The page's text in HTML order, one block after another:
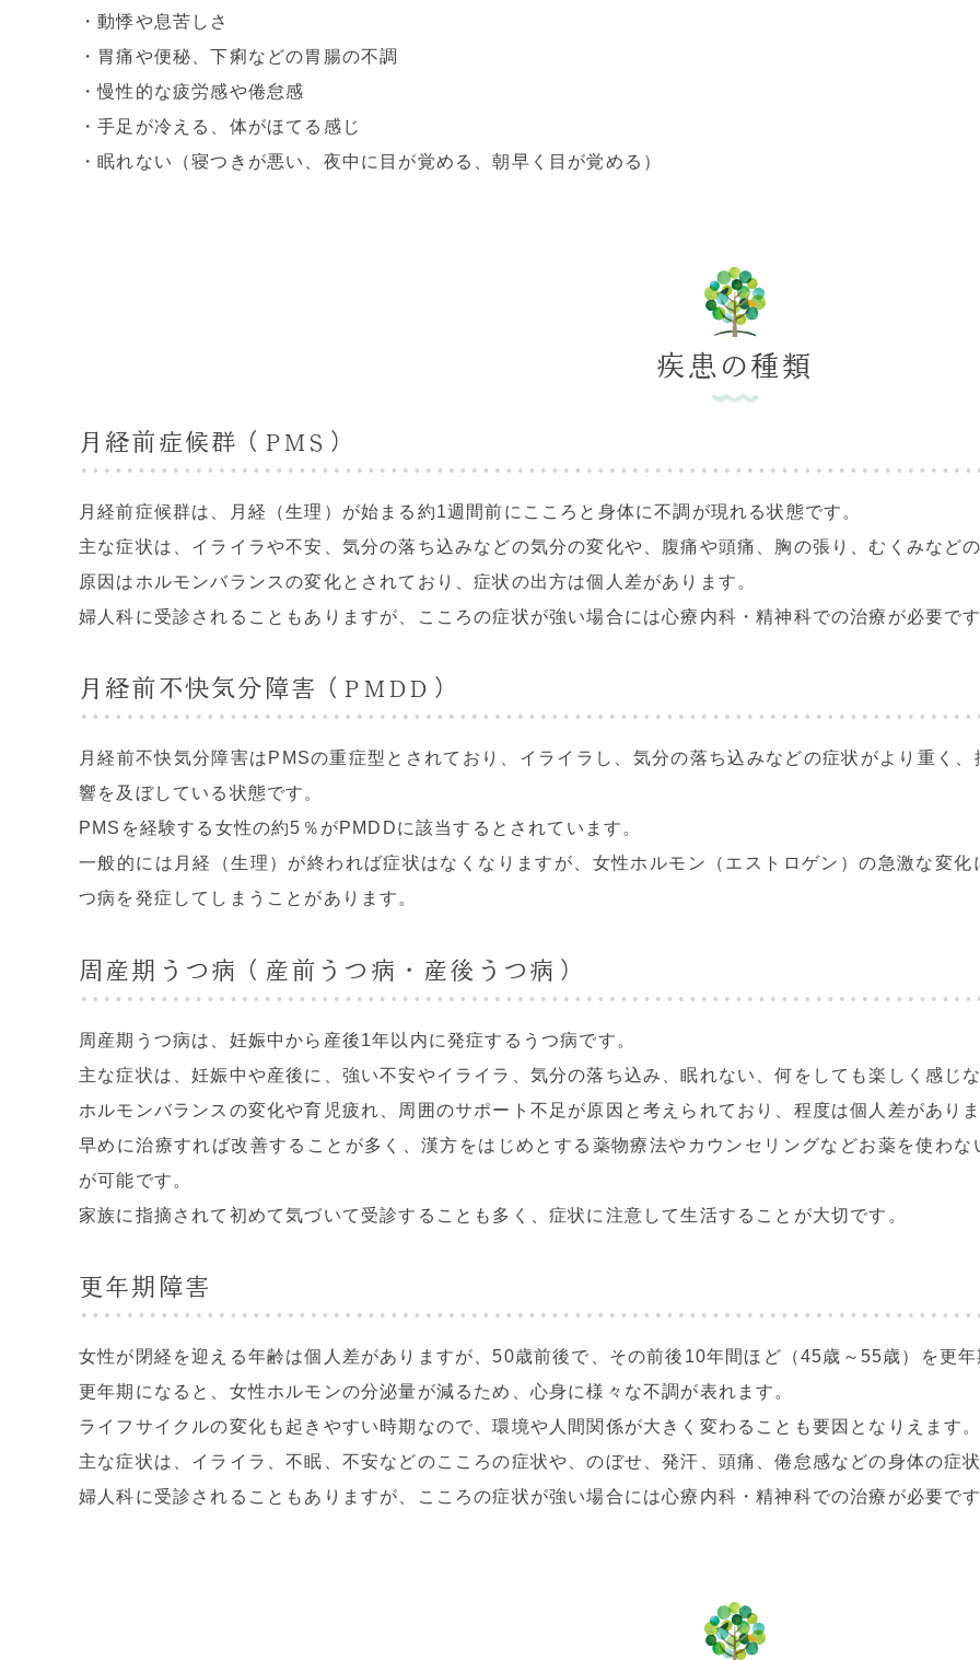
・動悸や息苦しさ
・胃痛や便秘、下痢などの胃腸の不調
・慢性的な疲労感や倦怠感
・手足が冷える、体がほてる感じ
・眠れない（寝つきが悪い、夜中に目が覚める、朝早く目が覚める）
疾患の種類
月経前症候群（PMS）
月経前症候群は、月経（生理）が始まる約1週間前にこころと身体に不調が現れる状態です。
主な症状は、イライラや不安、気分の落ち込みなどの気分の変化や、腹痛や頭痛、胸の張り、むくみなど
原因はホルモンバランスの変化とされており、症状の出方は個人差があります。
婦人科に受診されることもありますが、こころの症状が強い場合には心療内科・精神科での治療が必要で
月経前不快気分障害（PMDD）
月経前不快気分障害は PMSの重症型とされており、イライラし、気分の落ち込みなどの症状がより重く
響を及ぼしている状態です。
PMSを経験する女性の約5 ％がPMDDに該当するとされています。
一般的には月経（生理）が終われば症状はなくなりますが、女性ホルモン（エストロゲン）の急激な変
つ病を発症してしまうことがあります。
周産期うつ病（産前うつ病・産後うつ病）
周産期うつ病は、妊娠中から産後1年以内に発症するうつ病です。
主な症状は、妊娠中や産後に、強い不安やイライラ、気分の落ち込み、眠れない、何をしても楽しく感じ
ホルモンバランスの変化や育児疲れ、周囲のサポート不足が原因と考えられており、程度は個人差があり
早めに治療すれば改善することが多く、漢方をはじめとする薬物療法やカウンセリングなどお薬を使わ
が可能です。
家族に指摘されて初めて気づいて受診することも多く、症状に注意して生活することが大切です。
更年期障害
女性が閉経を迎える年齢は個人差がありますが、 50歳前後で、その前後 10年間ほど（45歳～ 55歳）を更
更年期になると、女性ホルモンの分泌量が減るため、心身に様々な不調が表れます。
ライフサイクルの変化も起きやすい時期なので、環境や人間関係が大きく変わることも要因となりえます
主な症状は、イライラ、不眠、不安などのこころの症状や、のぼせ、発汗、頭痛、倦怠感などの身体の症
婦人科に受診されることもありますが、こころの症状が強い場合には心療内科・精神科での治療が必要で